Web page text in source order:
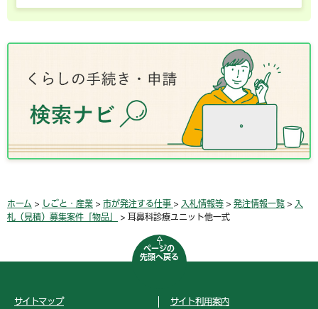
ホーム > しごと・産業 > 市が発注する仕事 > 入札情報等 > 発注情報一覧 > 入
札（見積）募集案件「物品」
> 耳鼻科診療ユニット他一式
ページの
先頭へ戻る
サイトマップ サイト利用案内